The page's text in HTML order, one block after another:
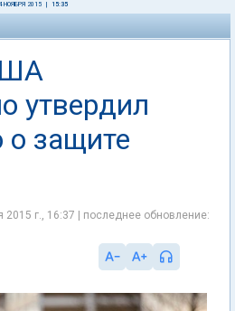
НОЯБРЯ 2015 15:35
утвердил
защите
2015 г., 16:37 | последнее обновление: